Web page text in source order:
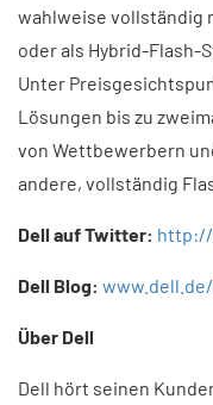
wahlweise vollständig
oder als Hybrid-Flash-
Unter
Lösungen bis zu
von Wettbewerbern
andere, vollständig
Dell auf Twitter: http://
Dell Blog:
Über Dell
Dell hört seinen